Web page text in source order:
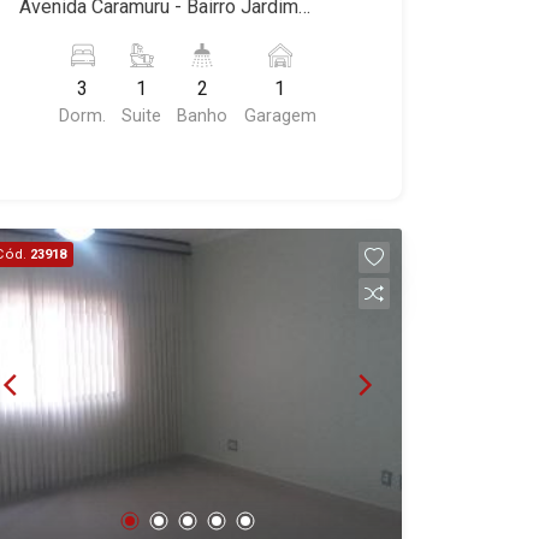
Avenida Caramuru - Bairro Jardim
características deste imóvel que a
Martinelli Imobiliária selecionou para
você: - 119m² de área útil - 3
área de serviço planejadas - Despensa
- Sacada - 1 vaga Martinelli Imobiliária,
referência no mercado imobiliário
desde 2000. Especialistas em Venda,
Ribeirão Preto.
3
Dorm.
1
Suite
2
Banho
1
Garagem
23918